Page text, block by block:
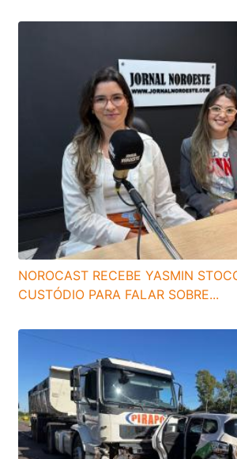
NOROCAST RECEBE YASMIN
CUSTÓDIO PARA FALAR SOBRE...